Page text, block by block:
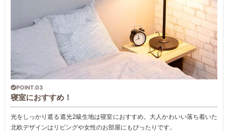
POINT.03
寝室におすすめ！
光をしっかり遮る遮光2級生地は寝室におすすめ。大人かわいい落ち着いた
北欧デザインはリビングや女性のお部屋にもぴったりです。